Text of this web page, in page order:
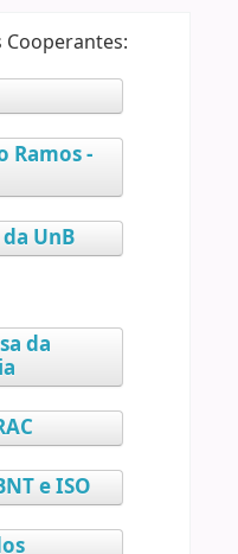
Cooperantes:
Ramos -
UnB
da
e ISO